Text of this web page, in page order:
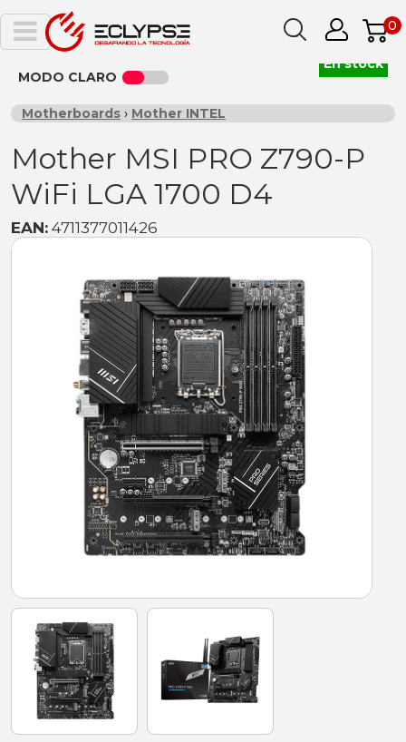
0
MODO CLARO
Motherboards › Mother INTEL
Mother MSI PRO Z790-P
WiFi LGA 1700 D4
EAN: 4711377011426
En stock